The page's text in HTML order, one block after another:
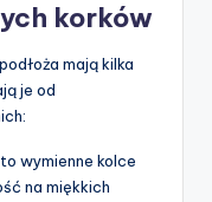
korków
mają kilka
je od
wymienne kolce
na miękkich